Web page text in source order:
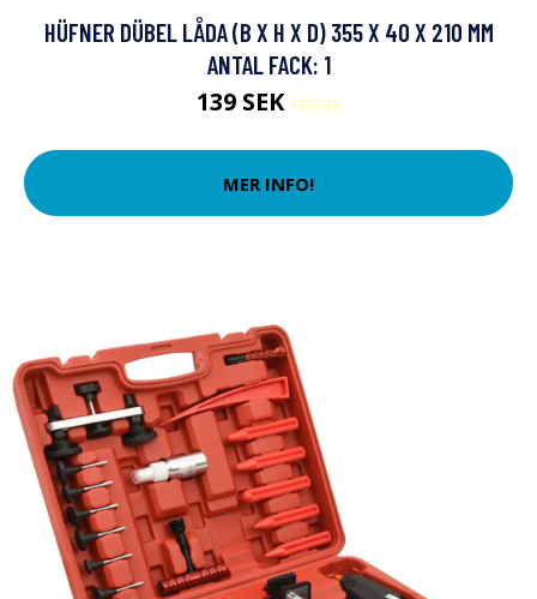
HÜFNER DÜBEL LÅDA (B X H X D) 355 X 40 X 210 MM
ANTAL FACK: 1
139 SEK159 SEK
MER INFO!